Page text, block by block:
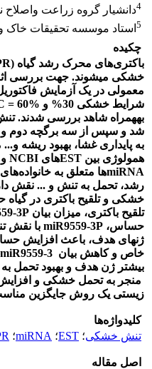
4دانشیار گروه زراعت واصلاح
5 استاد موسسه تحقیقات خاک
چکیده
باکتری­های محرک رشد گیاه (
خشکی می­شوند. جهت بررسی
معمولی در یک آزمایش
شرایط خشکی 30% و = 60%
به­همراه شاهد بررسی شدند.
شد و سپس از سه­ برگچه دوم و
به پایداری غشا، بهبود ریشه
همولوژی بین ­EST‌های NCBI و
miRNA‌ها متعلق به خانواده‌­های
رشد، تحمل به تنش و ... نقش
خشکی و تلقیح باکتری در
تلقیح باکتری، میزان بیان
حساس، miR9559-3P با نقش
ژن­های هدف، باعث افزایش
خاص و کاهش بیان
بیشتر ژن هدف و بهبود تحمل به
منجر به تحمل خشکی و افزایش
زیستی یک روش جایگزین
کلیدواژه‌ها
تنش خشکی؛ EST؛ miRNA؛
اصل مقاله